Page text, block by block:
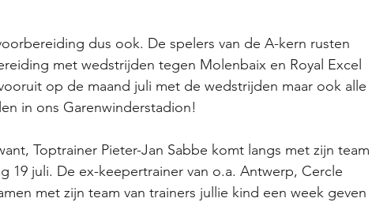
dus ook. De spelers van de A-kern rusten
met wedstrijden tegen Molenbaix en Royal Excel
op de maand juli met de wedstrijden maar ook alle
in ons Garenwinderstadion!
Toptrainer Pieter-Jan Sabbe komt langs met zijn team
19 juli. De ex-keepertrainer van o.a. Antwerp, Cercle
met zijn team van trainers jullie kind een week geven